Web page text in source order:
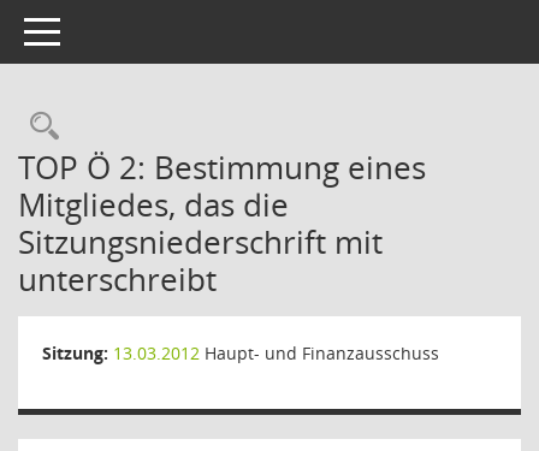
Toggle navigation
Rechercheauswahl
TOP Ö 2: Bestimmung eines
Mitgliedes, das die
Sitzungsniederschrift mit
unterschreibt
Sitzung: 13.03.2012 Haupt- und Finanzausschuss